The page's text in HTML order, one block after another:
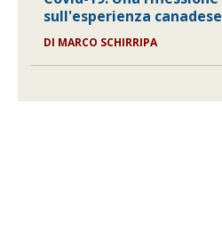
sull'esperienza canadese
DI MARCO SCHIRRIPA